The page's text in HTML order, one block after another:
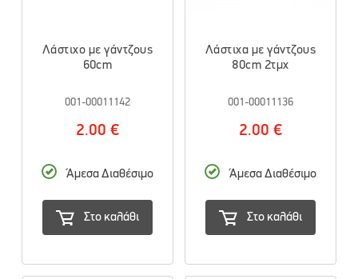
Λάστιχο με γάντζους
60cm
001-00011142
2.00 €
Άμεσα Διαθέσιμο
Στο καλάθι
Λάστιχα με γάντζους
80cm 2τμχ
001-00011136
2.00 €
Άμεσα Διαθέσιμο
Στο καλάθι